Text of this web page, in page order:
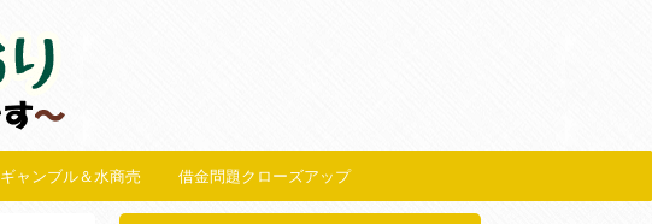
ギャンブル＆水商売 借金問題クローズアップ